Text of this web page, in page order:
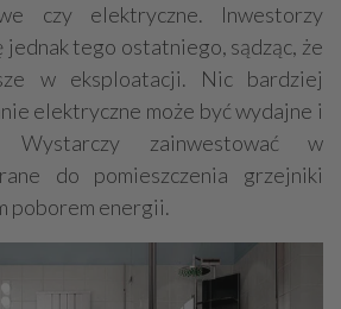
powietrza
Systemy odwodnień
Przemysłowe instalacje
monitoring
Hydrotechnika
Odkurzacze centralne
czy elektryczne. Inwestorzy
jednak tego ostatniego, sądząc, że
w eksploatacji. Nic bardziej
elektryczne może być wydajne i
Wystarczy zainwestować w
do pomieszczenia grzejniki
poborem energii.